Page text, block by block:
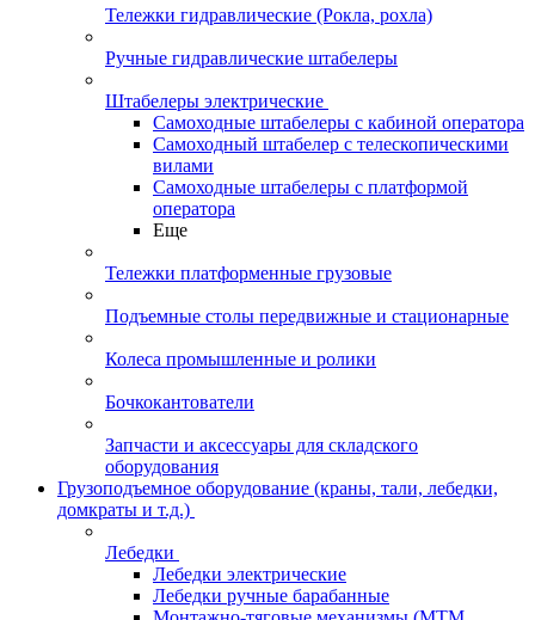
Тележки гидравлические (Рокла, рохла)
Ручные гидравлические штабелеры
Штабелеры электрические
Самоходные штабелеры с кабиной оператора
Самоходный штабелер с телескопическими
вилами
Самоходные штабелеры с платформой
оператора
Еще
Тележки платформенные грузовые
Подъемные столы передвижные и стационарные
Колеса промышленные и ролики
Бочкокантователи
Запчасти и аксессуары для складского
оборудования
Грузоподъемное оборудование (краны, тали, лебедки,
домкраты и т.д.)
Лебедки
Лебедки электрические
Лебедки ручные барабанные